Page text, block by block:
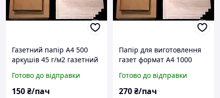
Газетний папір А4 500
аркушів 45 г/м2 газетний
Готово до відправки
150₴/пач
Папір для виготовлення
газет формат А4 1000
210*297мм, щ. 45 г/м2
Готово до відправки
270₴/пач